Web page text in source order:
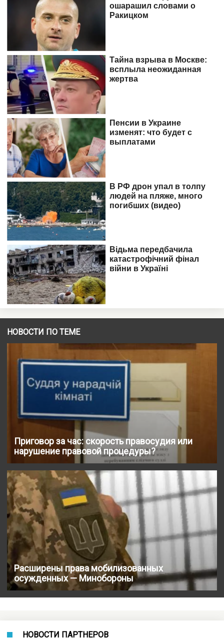
НОВОСТИ ПО ТЕМЕ
Приговор за час: скорость правосудия или
нарушение правовой процедуры?
Расширены права мобилизованных
осужденных — Минобороны
НОВОСТИ ПАРТНЕРОВ